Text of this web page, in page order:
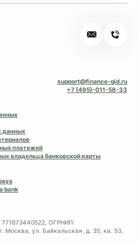
support@finance-gid.ru
+7 (495)-011-58-33
данных
платежей
владельца банковской карты
bank
ОГРНИП:
Москва, ул. Байкальская, д. 35, кв. 53,